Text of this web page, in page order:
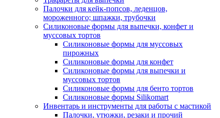
Палочки для кейк-попсов, леденцов,
мороженного; шпажки, трубочки
Силиконовые формы для выпечки, конфет и
муссовых тортов
Силиконовые формы для муссовых
пирожных
Силиконовые формы для конфет
Силиконовые формы для выпечки и
муссовых тортов
Силиконовые формы для бенто тортов
Силиконовые формы Silikomart
Инвентарь и инструменты для работы с мастикой
Палочки, утюжки, резаки и прочий